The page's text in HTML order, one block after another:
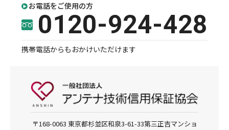
〒168-0063 東京都杉並区和泉3-61-33第三正吉マンショ
お電話をご使用の方
0120-924-428
携帯電話からもおかけいただけます